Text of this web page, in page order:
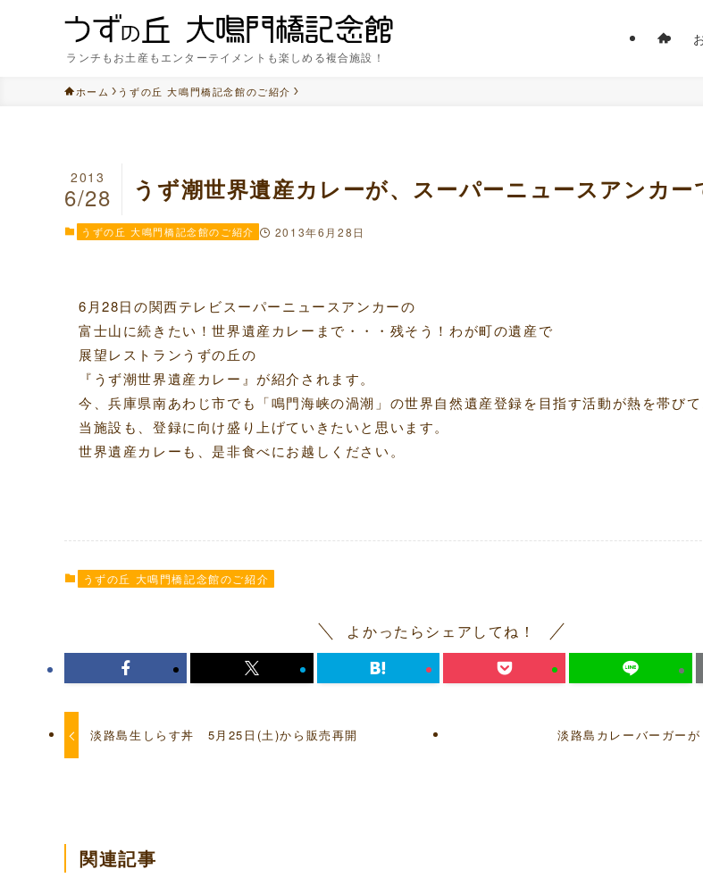
ランチもお土産もエンターテイメントも楽しめる複合施設！
ホーム うずの丘 大鳴門橋記念館のご紹介
うず潮世界遺産カレーが、スーパーニュースアンカー
2013
6/28
うずの丘 大鳴門橋記念館のご紹介 2013年6月28日
6月28日の関西テレビスーパーニュースアンカーの
富士山に続きたい！世界遺産カレーまで・・・残そう！わが町の遺産で
展望レストランうずの丘の
『うず潮世界遺産カレー』が紹介されます。
今、兵庫県南あわじ市でも「鳴門海峡の渦潮」の世界自然遺産登録を目指す活動が熱を帯びて
当施設も、登録に向け盛り上げていきたいと思います。
世界遺産カレーも、是非食べにお越しください。
うずの丘 大鳴門橋記念館のご紹介
よかったらシェアしてね！
淡路島生しらす丼 5月25日(土)から販売再開 淡路島カレーバーガーが
関連記事